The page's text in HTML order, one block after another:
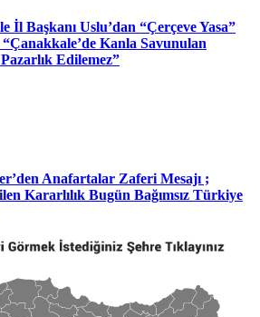
İl Başkanı Uslu’dan “Çerçeve Yasa”
Kanla Savunulan
Edilemez”
Anafartalar Zaferi Mesajı ;
Kararlılık Bugün Bağımsız Türkiye